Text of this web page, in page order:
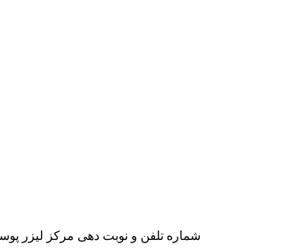
شماره تلفن و نوبت دهی مرکز لیزر